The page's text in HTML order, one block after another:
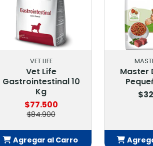
ACANA
Acana Meadowland
Dog 11.3 Kg.
$95.900
Agregar al Carro
Acana